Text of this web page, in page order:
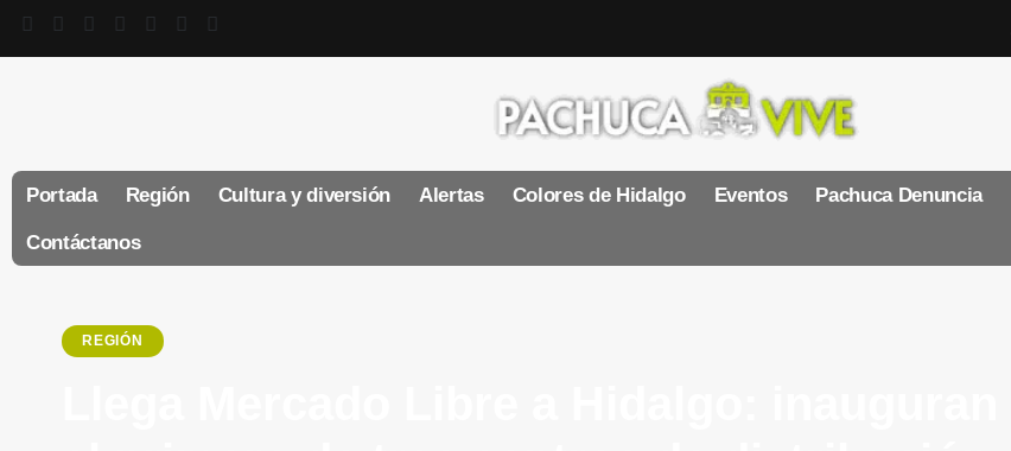
Portada Región Cultura y diversión Alertas Colores de Hidalgo Eventos Pachuca Denuncia
Contáctanos
REGIÓN